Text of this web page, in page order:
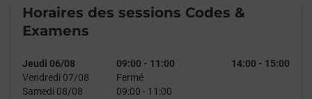
Horaires des sessions Codes &
Examens
Jeudi 06/08 09:00 - 11:00 14:00 - 15:00
Vendredi 07/08
Fermé
Samedi 08/08
09:00 - 11:00